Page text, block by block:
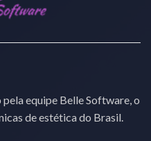
equipe Belle Software, o
de estética do Brasil.